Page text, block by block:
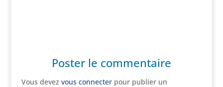
Poster le commentaire
Vous devez vous connecterpour publier un